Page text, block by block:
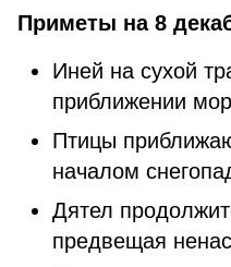
Приметы на 8
Иней на сухой
приближении
Птицы
началом
Дятел
предвещая